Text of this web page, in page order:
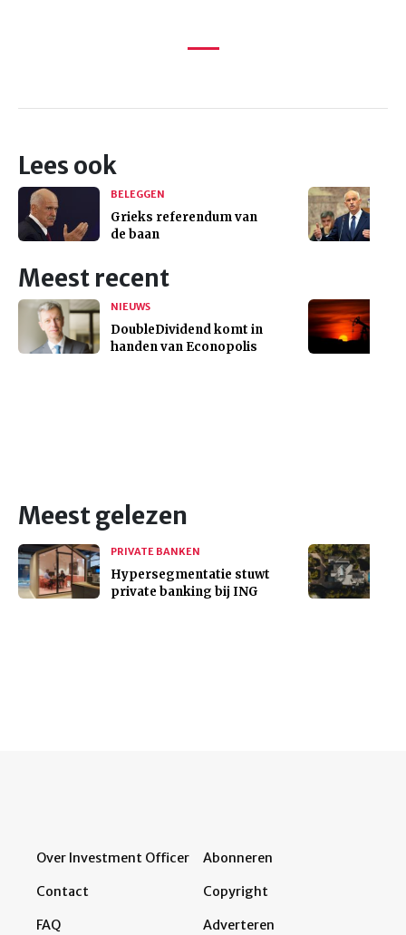
Lees ook
BELEGGEN
Grieks referendum van
de baan
Meest recent
NIEUWS
DoubleDividend komt in
handen van Econopolis
Meest gelezen
PRIVATE BANKEN
Hypersegmentatie stuwt
private banking bij ING
Over Investment Officer
Contact
FAQ
Abonneren
Copyright
Adverteren